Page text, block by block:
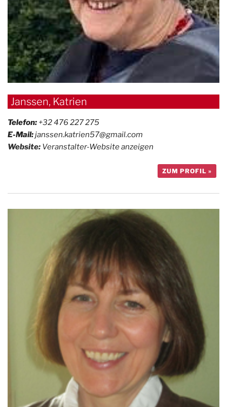
Janssen, Katrien
Telefon: +32 476 227 275
E-Mail:janssen.katrien57@gmail.com
Website: Veranstalter-Website anzeigen
ZUM PROFIL »